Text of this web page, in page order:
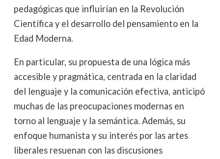
pedagógicas que influirían en la Revolución
Científica y el desarrollo del pensamiento en la
Edad Moderna.
En particular, su propuesta de una lógica más
accesible y pragmática, centrada en la claridad
del lenguaje y la comunicación efectiva, anticipó
muchas de las preocupaciones modernas en
torno al lenguaje y la semántica. Además, su
enfoque humanista y su interés por las artes
liberales resuenan con las discusiones